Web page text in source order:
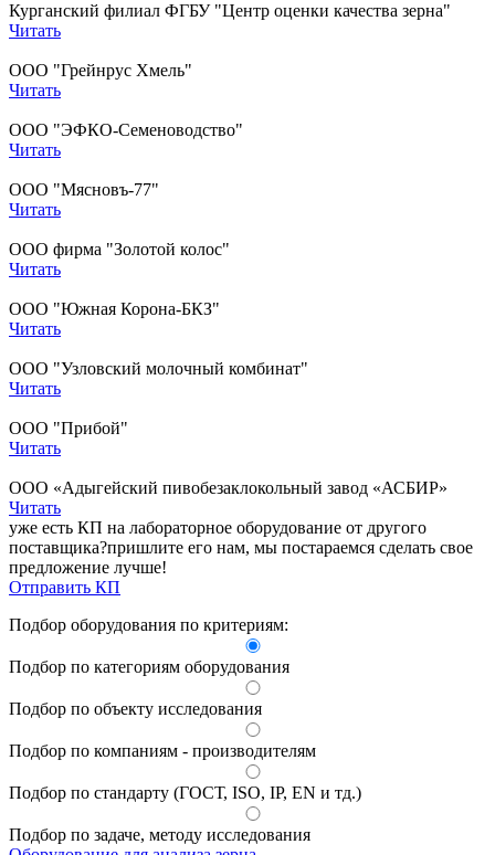
уже есть КП на лабораторное оборудование от другого
поставщика?пришлите его нам, мы постараемся сделать свое
предложение лучше!
Отправить КП
Курганский филиал ФГБУ "Центр оценки качества зерна"
Читать
ООО "Грейнрус Хмель"
Читать
ООО "ЭФКО-Семеноводство"
Читать
ООО "Мясновъ-77"
Читать
ООО фирма "Золотой колос"
Читать
ООО "Южная Корона-БКЗ"
Читать
ООО "Узловский молочный комбинат"
Читать
ООО "Прибой"
Читать
ООО «Адыгейский пивобезаклокольный завод «АСБИР»
Читать
Подбор оборудования по критериям:
Подбор по категориям оборудования
Подбор по объекту исследования
Подбор по компаниям - производителям
Подбор по стандарту (ГОСТ, ISO, IP, EN и тд.)
Подбор по задаче, методу исследования